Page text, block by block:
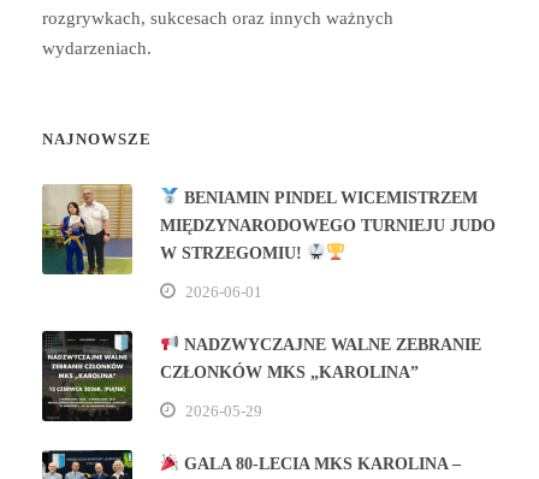
rozgrywkach, sukcesach oraz innych ważnych
wydarzeniach.
NAJNOWSZE
BENIAMIN PINDEL WICEMISTRZEM
MIĘDZYNARODOWEGO TURNIEJU JUDO
W STRZEGOMIU!
2026-06-01
NADZWYCZAJNE WALNE ZEBRANIE
CZŁONKÓW MKS „KAROLINA”
2026-05-29
GALA 80‑LECIA MKS KAROLINA –